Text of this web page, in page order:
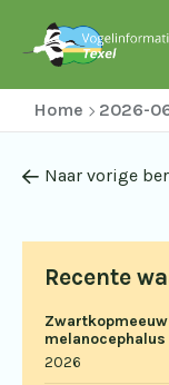
Home 2026-
Recente
melanocephalus
2026
Naar vorige